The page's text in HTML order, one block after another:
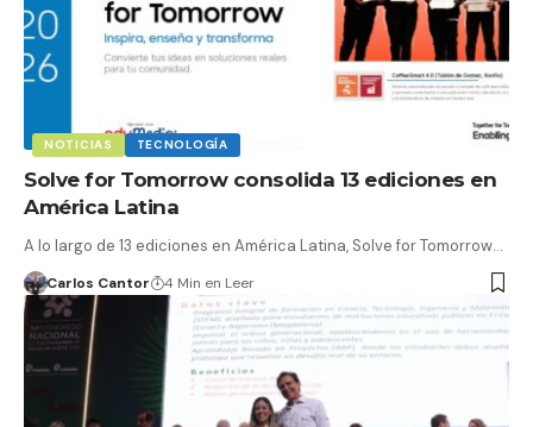
NOTICIAS TECNOLOGÍA
Solve for Tomorrow consolida 13 ediciones en
América Latina
A lo largo de 13 ediciones en América Latina, Solve for Tomorrow…
Carlos Cantor 4 Min en Leer